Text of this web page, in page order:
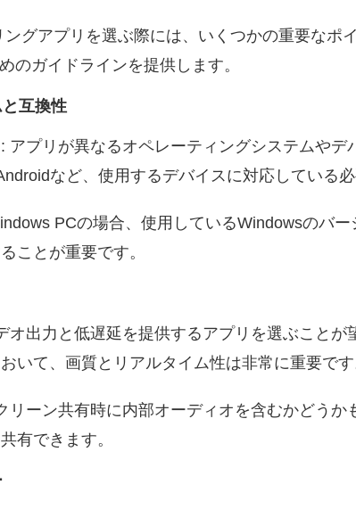
グアプリを選ぶ際には、いくつかの重要なポ
のガイドラインを提供します。
互換性
アプリが異なるオペレーティングシステムやデ
など、使用するデバイスに対応している必
PCの場合、使用しているWindowsのバ
ことが重要です。
オ出力と低遅延を提供するアプリを選ぶこと
いて、画質とリアルタイム性は非常に重要です
リーン共有時に内部オーディオを含むかどう
有できます。